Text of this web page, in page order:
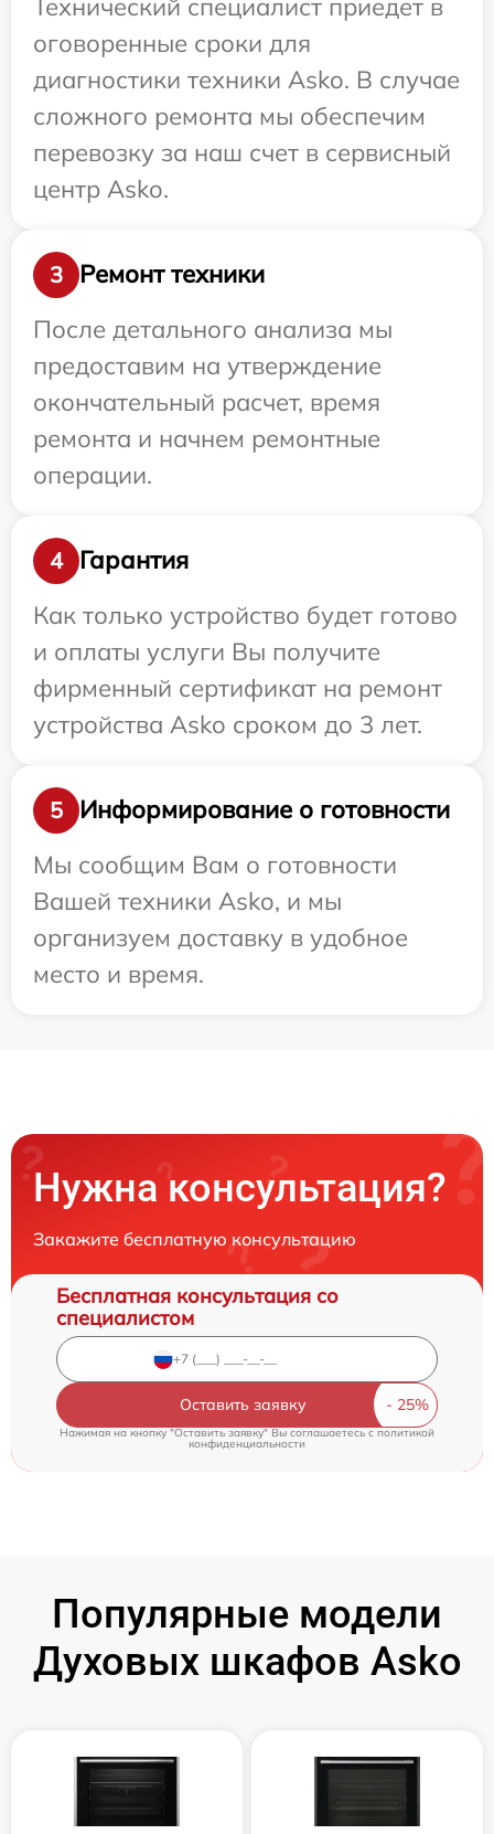
Технический специалист приедет в
оговоренные сроки для
диагностики техники Asko. В случае
сложного ремонта мы обеспечим
перевозку за наш счет в сервисный
центр Asko.
3
Ремонт техники
После детального анализа мы
предоставим на утверждение
окончательный расчет, время
ремонта и начнем ремонтные
операции.
4
Гарантия
Как только устройство будет готово
и оплаты услуги Вы получите
фирменный сертификат на ремонт
устройства Asko сроком до 3 лет.
5
Информирование о готовности
Мы сообщим Вам о готовности
Вашей техники Asko, и мы
организуем доставку в удобное
место и время.
Нужна консультация?
Закажите бесплатную консультацию
Бесплатная консультация со
специалистом
Оставить заявку
Нажимая на кнопку "Оставить заявку" Вы соглашаетесь cполитикой
конфиденциальности
Популярные модели
Духовых шкафов Asko